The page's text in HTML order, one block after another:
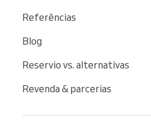
Referências
Blog
Reservio vs. alternativas
Revenda & parcerias